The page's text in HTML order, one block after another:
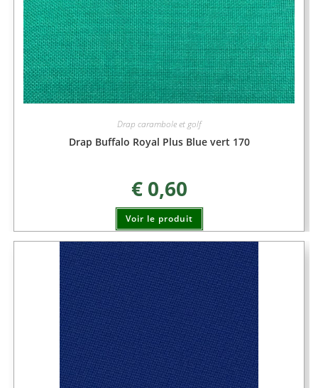
Drap carambole et golf
Drap Buffalo Royal Plus Blue vert 170
€0,60
Voir le produit